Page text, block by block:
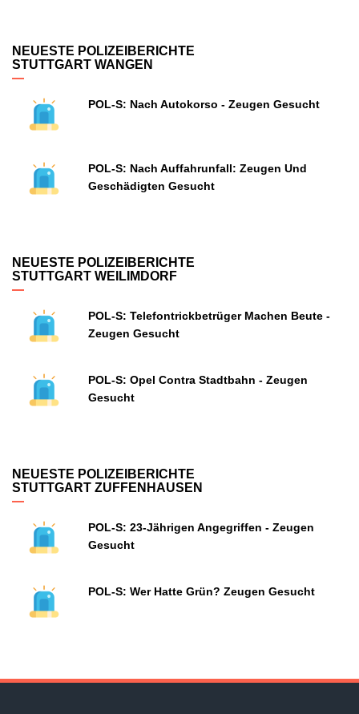
NEUESTE POLIZEIBERICHTE
STUTTGART WANGEN
POL-S: Nach Autokorso - Zeugen Gesucht
POL-S: Nach Auffahrunfall: Zeugen Und
Geschädigten Gesucht
NEUESTE POLIZEIBERICHTE
STUTTGART WEILIMDORF
POL-S: Telefontrickbetrüger Machen Beute -
Zeugen Gesucht
POL-S: Opel Contra Stadtbahn - Zeugen
Gesucht
NEUESTE POLIZEIBERICHTE
STUTTGART ZUFFENHAUSEN
POL-S: 23-Jährigen Angegriffen - Zeugen
Gesucht
POL-S: Wer Hatte Grün? Zeugen Gesucht